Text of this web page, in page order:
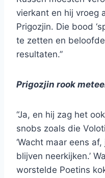
vierkant en hij vroeg
Prigozjin. Die bood
te zetten en beloofde
resultaten.”
Prigozjin rook
“Ja, en hij zag het
snobs zoals die
‘Wacht maar eens
blijven neerkijken.’
worstelde Poetins